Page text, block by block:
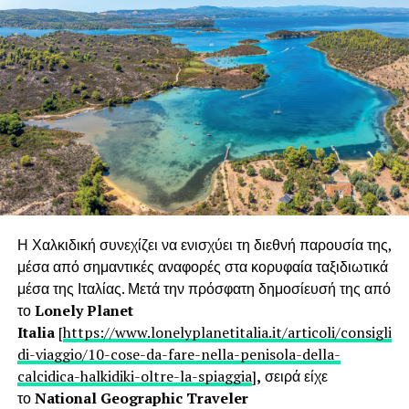
εξωτερικού τον πλούτο των τουριστικών μας προϊόντων.
Σε αυτό το πλαίσιο, ο πολιτιστικός και θρησκευτικός
τουρισμός αλλά και τα πολύ αξιόλογα επισκέψιμα
οινοποιία και τα κρασιά της Ημαθίας προβλήθηκαν σε
δημοσιογράφους της Ρουμανίας. Αυτές οι δράσεις
δημιουργούν ένα περισσότερο πολυμορφικό τουριστικό
προφίλ για την Κεντρική Μακεδονία και συμβάλλουν στην
επιμήκυνση της τουριστικής περιόδου»,δήλωσε σχετικά ο
Τομεάρχης Τουρισμού της Περιφέρειας Κεντρικής
Μακεδονίας Αλέξανδρος Θάνος.
RELATED TOPICS:
UP NEXT
Ένα δείπνο πολιτισμών στο Aldemar Royal Mare
DON'T MISS
Δήλωση του Προέδρου της ΠΟΞ κ. Γρηγόρη
Τάσιου για το Ψηφιακό Πράσινο Πιστοποιητικό.
Η Χαλκιδική συνεχίζει να ενισχύει τη διεθνή παρουσία της,
μέσα από σημαντικές αναφορές στα κορυφαία ταξιδιωτικά
μέσα της Ιταλίας. Μετά την πρόσφατη δημοσίευσή της από
τοLonely Planet
Italia [https://www.lonelyplanetitalia.it/articoli/consigli-
di-viaggio/10-cose-da-fare-nella-penisola-della-
calcidica-halkidiki-oltre-la-spiaggia], σειρά είχε
τοNational Geographic Traveler